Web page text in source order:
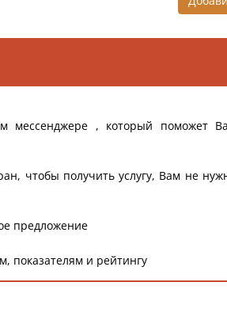
мессенджере , который поможет
чтобы получить услугу, Вам не
предложение
показателям и рейтингу